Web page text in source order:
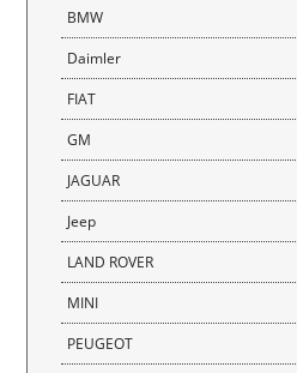
BMW
Daimler
FIAT
GM
JAGUAR
Jeep
LAND ROVER
MINI
PEUGEOT